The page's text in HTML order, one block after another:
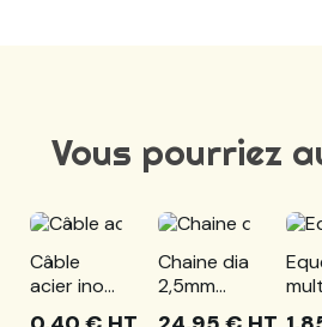
Vous pourriez
Câble
acier inox
7x7 dia 1,5
Chaine dia
2,5mm
maille